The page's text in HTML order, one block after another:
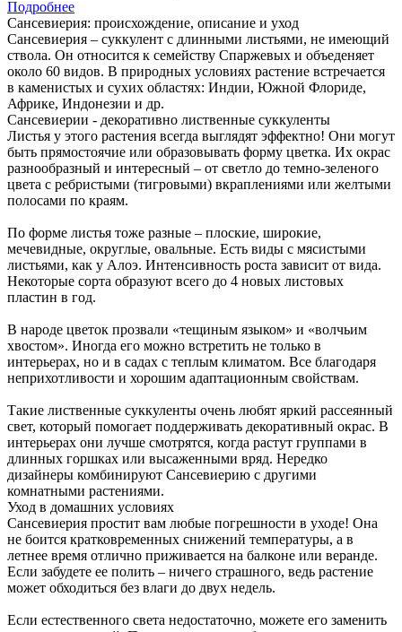
Подробнее
Сансевиерия: происхождение, описание и уход
Сансевиерия – суккулент с длинными листьями, не имеющий
ствола. Он относится к семейству Спаржевых и объеденяет
около 60 видов. В природных условиях растение встречается
в каменистых и сухих областях: Индии, Южной Флориде,
Африке, Индонезии и др.
Сансевиерии - декоративно лиственные суккуленты
Листья у этого растения всегда выглядят эффектно! Они могут
быть прямостоячие или образовывать форму цветка. Их окрас
разнообразный и интересный – от светло до темно-зеленого
цвета с ребристыми (тигровыми) вкраплениями или желтыми
полосами по краям.
По форме листья тоже разные – плоские, широкие,
мечевидные, округлые, овальные. Есть виды с мясистыми
листьями, как у Алоэ. Интенсивность роста зависит от вида.
Некоторые сорта образуют всего до 4 новых листовых
пластин в год.
В народе цветок прозвали «тещиным языком» и «волчьим
хвостом». Иногда его можно встретить не только в
интерьерах, но и в садах с теплым климатом. Все благодаря
неприхотливости и хорошим адаптационным свойствам.
Такие лиственные суккуленты очень любят яркий рассеянный
свет, который помогает поддерживать декоративный окрас. В
интерьерах они лучше смотрятся, когда растут группами в
длинных горшках или высаженными вряд. Нередко
дизайнеры комбинируют Сансевиерию с другими
комнатными растениями.
Уход в домашних условиях
Сансевиерия простит вам любые погрешности в уходе! Она
не боится кратковременных снижений температуры, а в
летнее время отлично приживается на балконе или веранде.
Если забудете ее полить – ничего страшного, ведь растение
может обходиться без влаги до двух недель.
Если естественного света недостаточно, можете его заменить